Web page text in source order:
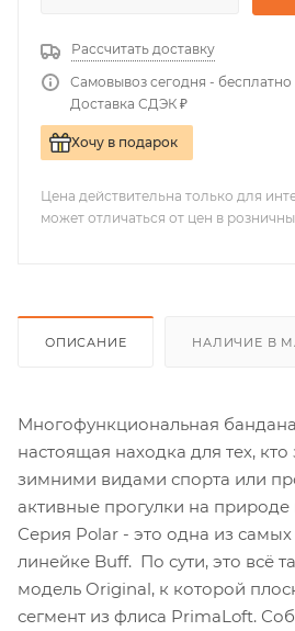
Рассчитать доставку
Самовывоз сегодня - бесплатно
Доставка СДЭК ₽
Хочу в подарок
Цена действительна только для
может отличаться от цен в
ОПИСАНИЕ НАЛИЧИЕ В
Многофункциональная
настоящая находка для тех, кто
зимними видами спорта или
активные прогулки на
Серия Polar - это одна из
линейке Buff. По сути, это всё
модель Original, к которой
сегмент из флиса PrimaLoft.